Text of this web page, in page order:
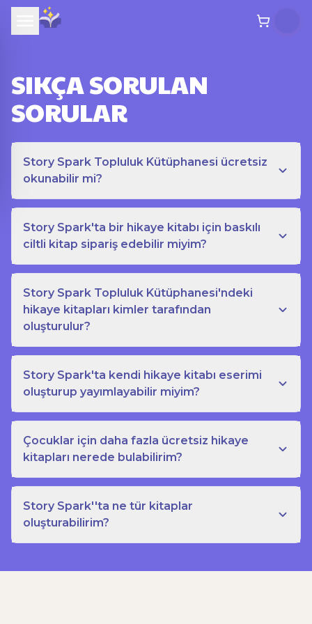
SIKÇA SORULAN
SORULAR
Story Spark Topluluk Kütüphanesi ücretsiz
okunabilir mi?
Story Spark'ta bir hikaye kitabı için baskılı
ciltli kitap sipariş edebilir miyim?
Story Spark Topluluk Kütüphanesi'ndeki
hikaye kitapları kimler tarafından
oluşturulur?
Story Spark'ta kendi hikaye kitabı eserimi
oluşturup yayımlayabilir miyim?
Çocuklar için daha fazla ücretsiz hikaye
kitapları nerede bulabilirim?
Story Spark''ta ne tür kitaplar
oluşturabilirim?